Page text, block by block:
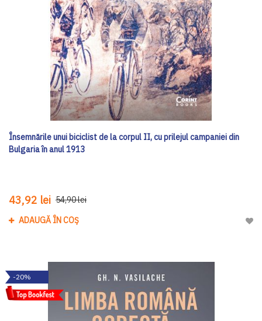
Însemnările unui biciclist de la corpul II, cu prilejul campaniei din
Bulgaria în anul 1913
43,92 lei 54,90 lei
ADAUGĂ ÎN COȘ
-20%